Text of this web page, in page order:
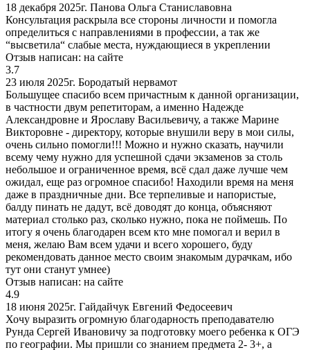
18 декабря 2025г. Панова Ольга Станиславовна
Консультация раскрыла все стороны личности и помогла
определиться с направлениями в профессии, а так же
“высветила“ слабые места, нуждающиеся в укреплении
Отзыв написан: на сайте
3.7
23 июля 2025г. Бородатый нервамот
Большущее спасибо всем причастным к данной организации,
в частности двум репетиторам, а именно Надежде
Александровне и Ярославу Васильевичу, а также Марине
Викторовне - директору, которые внушили веру в мои силы,
очень сильно помогли!!! Можно и нужно сказать, научили
всему чему нужно для успешной сдачи экзаменов за столь
небольшое и ограниченное время, всё сдал даже лучше чем
ожидал, еще раз огромное спасибо! Находили время на меня
даже в праздничные дни. Все терпеливые и напористые,
балду пинать не дадут, всё доводят до конца, объясняют
материал столько раз, сколько нужно, пока не поймешь. По
итогу я очень благодарен всем кто мне помогал и верил в
меня, желаю Вам всем удачи и всего хорошего, буду
рекомендовать данное место своим знакомым дурачкам, ибо
тут они станут умнее)
Отзыв написан: на сайте
4.9
18 июня 2025г. Гайдайчук Евгений Федосеевич
Хочу выразить огромную благодарность преподавателю
Рунда Сергей Ивановичу за подготовку моего ребенка к ОГЭ
по географии. Мы пришли со знанием предмета 2- 3+, а